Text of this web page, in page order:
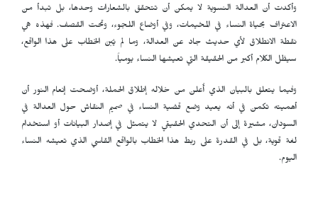
وأكدت أن العدالة النسوية لا يمكن أن تتحقق بالشعارات وحدها، بل تبدأ من
الاعتراف بحياة النساء في المخيمات، وفي أوضاع اللجوء، وتحت القصف. فهذه هي
نقطة الانطلاق لأي حديث جاد عن العدالة، وما لم يُبنَ الخطاب على هذا الواقع،
سيظل الكلام أكبر من الحقيقة التي تعيشها النساء يومياً.
وفيما يتعلق بالبيان الذي أُعلن من خلاله إطلاق الحملة، أوضحت إنعام النور أن
أهميته تكمن في أنه يعيد وضع قضية النساء في صميم النقاش حول العدالة في
السودان، مشيرة إلى أن التحدي الحقيقي لا يتمثل في إصدار البيانات أو استخدام
لغة قوية، بل في القدرة على ربط هذا الخطاب بالواقع القاسي الذي تعيشه النساء
اليوم.